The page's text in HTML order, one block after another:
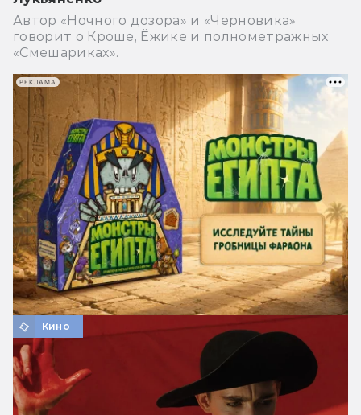
Автор «Ночного дозора» и «Черновика»
говорит о Кроше, Ёжике и полнометражных
«Смешариках».
Кино
РЕКЛАМА